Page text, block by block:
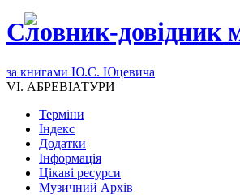
Словник-довідник
за книгами Ю.Є. Юцевича
VI. АБРЕВІАТУРИ
Терміни
Індекс
Додатки
Інформація
Цікаві ресурси
Музичний Архів